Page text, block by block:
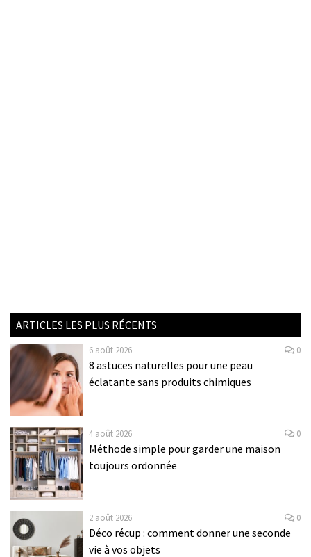
ARTICLES LES PLUS RÉCENTS
6 août 2026 0
8 astuces naturelles pour une peau
éclatante sans produits chimiques
4 août 2026 0
Méthode simple pour garder une maison
toujours ordonnée
2 août 2026 0
Déco récup : comment donner une seconde
vie à vos objets